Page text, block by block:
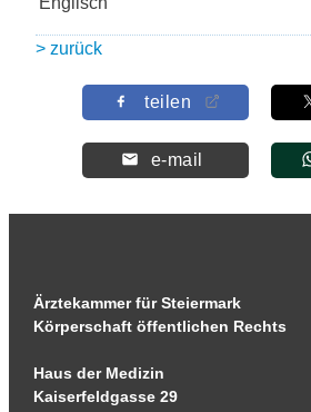
> zurück
teilen
e-mail
Ärztekammer für Steiermark
Körperschaft öffentlichen Rechts
Haus der Medizin
Kaiserfeldgasse 29